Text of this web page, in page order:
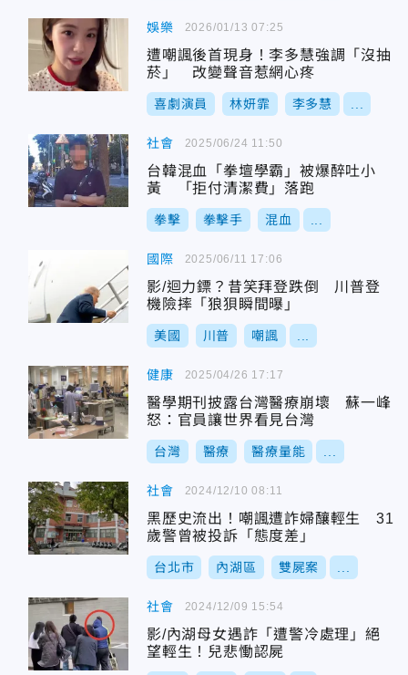
娛樂
遭嘲諷後首現身！李多慧強調「沒抽
菸」 改變聲音惹網心疼
喜劇演員 林妍霏 李多慧
2026/01/13 07:25
社會
台韓混血「拳壇學霸」被爆醉吐小
黃 「拒付清潔費」落跑
拳擊 拳擊手 混血
2025/06/24 11:50
國際
影/迴力鏢？昔笑拜登跌倒 川普登
機險摔「狼狽瞬間曝」
美國 川普 嘲諷
2025/06/11 17:06
健康
醫學期刊披露台灣醫療崩壞 蘇一峰
怒：官員讓世界看見台灣
台灣 醫療 醫療量能
2025/04/26 17:17
社會
黑歷史流出！嘲諷遭詐婦釀輕生 31
歲警曾被投訴「態度差」
台北市 內湖區 雙屍案
2024/12/10 08:11
社會
影/內湖母女遇詐「遭警冷處理」絕
望輕生！兒悲慟認屍
2024/12/09 15:54